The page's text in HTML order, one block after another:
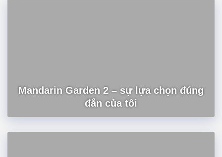
Mandarin Garden 2 – sự lựa chọn đúng
đắn của tôi